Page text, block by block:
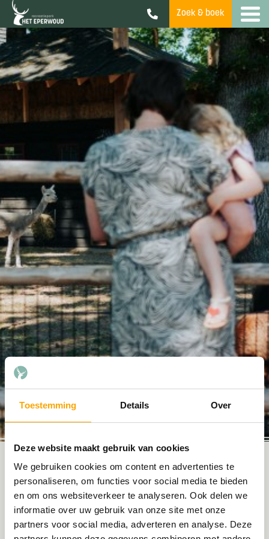
Toestemming Details Over
Deze website maakt gebruik van cookies
We gebruiken cookies om content en advertenties te
personaliseren, om functies voor social media te bieden
en om ons websiteverkeer te analyseren. Ook delen we
informatie over uw gebruik van onze site met onze
partners voor social media, adverteren en analyse. Deze
Zoek & boek
Dierenweide op Het Eperwoud
Ben jij of zijn jouw kinderen gek op dieren? Loop dan
zeker eens lang de dierenweide op Het Eperwoud. Het is
hier een gezellige beestenboel met alle verschillende